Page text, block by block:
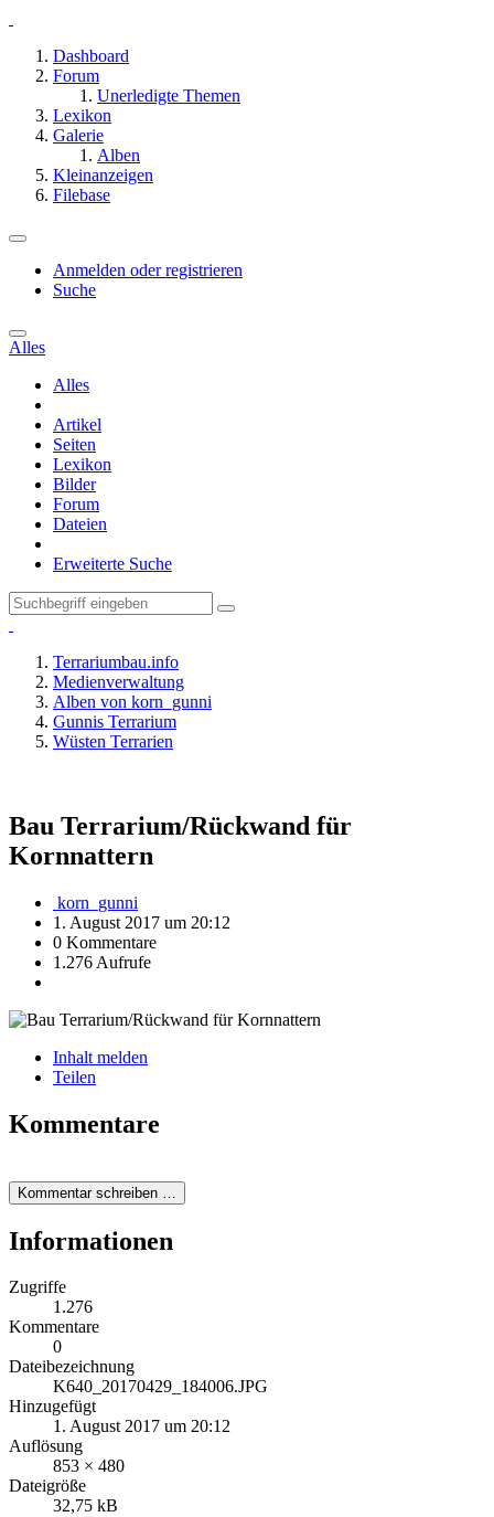
Dashboard
Forum
Unerledigte Themen
Lexikon
Galerie
Alben
Kleinanzeigen
Filebase
Anmelden oder registrieren
Suche
Alles
Alles
Artikel
Seiten
Lexikon
Bilder
Forum
Dateien
Erweiterte Suche
Terrariumbau.info
Medienverwaltung
Alben von korn_gunni
Gunnis Terrarium
Wüsten Terrarien
Bau Terrarium/Rückwand für
Kornnattern
korn_gunni
1. August 2017 um 20:12
0 Kommentare
1.276 Aufrufe
Inhalt melden
Teilen
Kommentare
Kommentar schreiben …
Informationen
Zugriffe
1.276
Kommentare
0
Dateibezeichnung
K640_20170429_184006.JPG
Hinzugefügt
1. August 2017 um 20:12
Auflösung
853 × 480
Dateigröße
32,75 kB